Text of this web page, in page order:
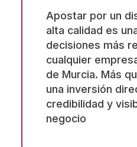
Apostar por un
alta calidad es
decisiones más
cualquier
de Murcia. Más
una inversión
credibilidad y
negocio